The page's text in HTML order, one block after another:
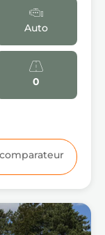
Auto
0